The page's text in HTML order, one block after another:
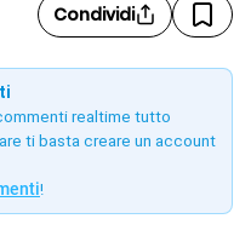
Condividi
realtime tutto
ti basta creare un account
!